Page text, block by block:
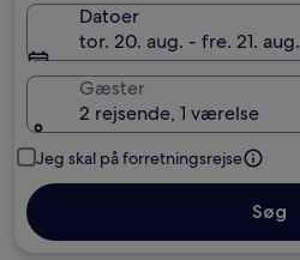
Datoer
tor. 20. aug. - fre. 21. aug.
Gæster
2 rejsende, 1 værelse
Jeg skal på forretningsrejse
Søg